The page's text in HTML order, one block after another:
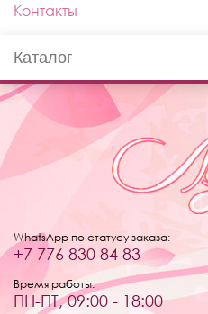
Контакты
Каталог
WhatsApp по статусу заказа:
+7 776 830 84 83
Время работы:
ПН-ПТ, 09:00 - 18:00